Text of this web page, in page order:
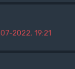
2022, 19:21